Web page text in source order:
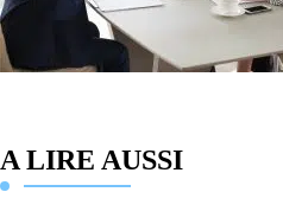
A LIRE AUSSI